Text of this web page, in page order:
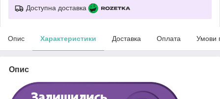
Доступна доставка
Опис Характеристики Доставка Оплата Умови
Опис